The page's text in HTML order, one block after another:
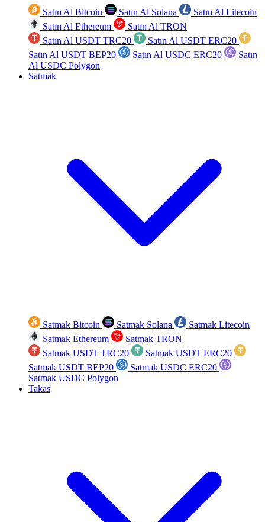
Satın Al Bitcoin Satın Al Solana
Satın Al Litecoin
Satın Al Ethereum
Satın Al TRON
Satın Al USDT TRC20
Satın Al USDT ERC20
Satın Al USDT BEP20
Satın Al USDC ERC20
Satın
Al USDC Polygon
Satmak
Satmak Bitcoin Satmak Solana
Satmak Litecoin
Satmak Ethereum
Satmak TRON
Satmak USDT TRC20
Satmak USDT ERC20
Satmak USDT BEP20
Satmak USDC ERC20
Satmak USDC Polygon
Takas